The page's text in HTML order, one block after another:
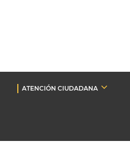
ATENCIÓN CIUDADANA